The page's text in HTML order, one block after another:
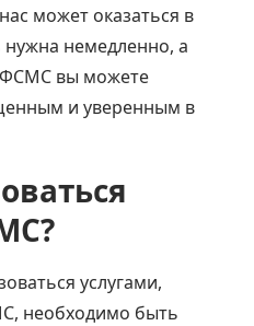
может оказаться в
немедленно, а
ФСМС вы можете
и уверенным в
услугами,
необходимо быть